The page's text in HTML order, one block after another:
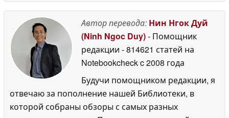
Автор перевода: Нин Нгок Дуй
(Ninh Ngoc Duy)- Помощник
редакции - 814621 статей на
Notebookcheckc 2008 года
Будучи помощником редакции, я
отвечаю за пополнение нашей Библиотеки, в
которой собраны обзоры с самых разных